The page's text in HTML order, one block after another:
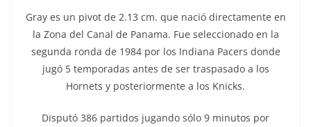
Gray es un pivot de 2.13 cm. que nació directamente en
la Zona del Canal de Panama. Fue seleccionado en la
segunda ronda de 1984 por los Indiana Pacers donde
jugó 5 temporadas antes de ser traspasado a los
Hornets y posteriormente a los Knicks.
Disputó 386 partidos jugando sólo 9 minutos por